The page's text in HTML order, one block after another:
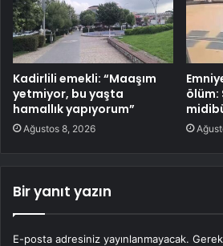
Kadirlili emekli: “Maaşım
yetmiyor, bu yaşta
hamallık yapıyorum”
Ağustos 8, 2026
ölüm:
Bir yanıt yazın
E-posta adresiniz yayınlanmayacak.